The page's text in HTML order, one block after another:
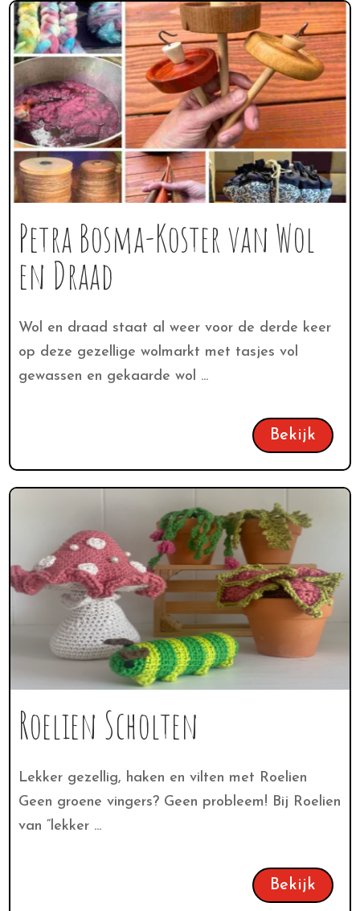
Petra Bosma-Koster van Wol
en Draad
Wol en draad staat al weer voor de derde keer
op deze gezellige wolmarkt met tasjes vol
gewassen en gekaarde wol ...
Bekijk
Roelien Scholten
Lekker gezellig, haken en vilten met Roelien
Geen groene vingers? Geen probleem! Bij Roelien
van “lekker ...
Bekijk